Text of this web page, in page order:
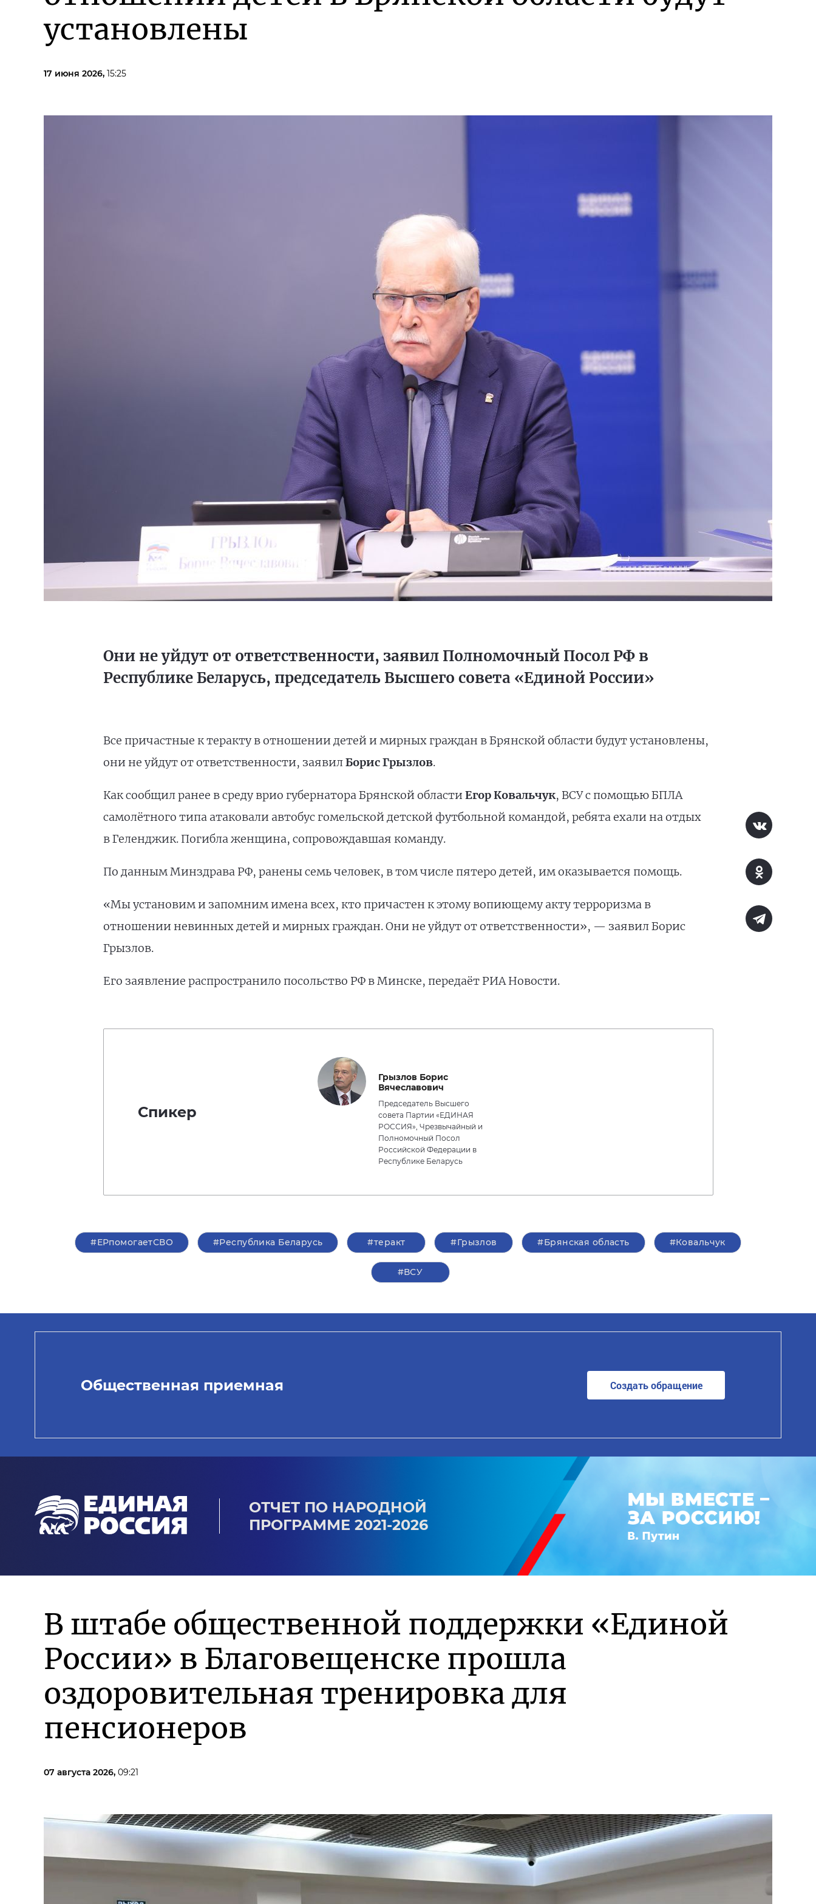
установлены
17 июня 2026, 15:25
Они не уйдут от ответственности, заявил Полномочный Посол РФ в
Республике Беларусь, председатель Высшего совета «Единой России»
Все причастные к теракту в отношении детей и мирных граждан в Брянской области будут установлены,
они не уйдут от ответственности, заявилБорис Грызлов.
Как сообщил ранее в среду врио губернатора Брянской области Егор Ковальчук, ВСУ с помощью БПЛА
самолётного типа атаковали автобус гомельской детской футбольной командой, ребята ехали на отдых
в Геленджик​​​. Погибла женщина, сопровождавшая команду.
По данным Минздрава РФ, ранены семь человек, в том числе пятеро детей, им оказывается помощь.
«Мы установим и запомним имена всех, кто причастен к этому вопиющему акту терроризма в
отношении невинных детей и мирных граждан. Они не уйдут от ответственности», — заявил Борис
Грызлов.
Его заявление распространило посольство РФ в Минске, передаёт РИА Новости.
Спикер
Грызлов Борис
Вячеславович
Председатель Высшего
совета Партии «ЕДИНАЯ
РОССИЯ», Чрезвычайный и
Полномочный Посол
Российской Федерации в
Республике Беларусь
#ЕРпомогаетСВО #Республика Беларусь #теракт #Грызлов #Брянская область #Ковальчук
#ВСУ
Общественная приемная Создать обращение
ОТЧЕТ ПО НАРОДНОЙ
ПРОГРАММЕ 2021-2026
В штабе общественной поддержки «Единой
России» в Благовещенске прошла
оздоровительная тренировка для
пенсионеров
07 августа 2026, 09:21